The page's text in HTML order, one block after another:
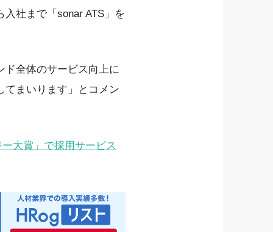
社まで「sonar ATS」を
ド全体のサービス向上に
てまいります」とコメン
大賞」で採用サービス